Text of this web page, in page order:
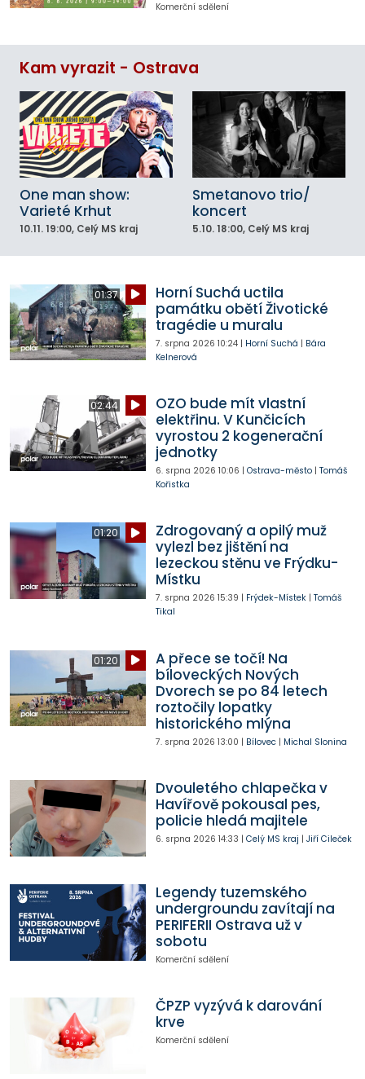
Komerční sdělení
Kam vyrazit - Ostrava
One man show:
Varieté Krhut
10.11. 19:00, Celý MS kraj
Smetanovo trio/
koncert
5.10. 18:00, Celý MS kraj
01:37
Horní Suchá uctila
památku obětí Životické
tragédie u muralu
7. srpna 2026 10:24| Horní Suchá | Bára
Kelnerová
02:44
OZO bude mít vlastní
elektřinu. V Kunčicích
vyrostou 2 kogenerační
jednotky
6. srpna 2026 10:06 | Ostrava-město| Tomáš
Kořistka
01:20
Zdrogovaný a opilý muž
vylezl bez jištění na
lezeckou stěnu ve Frýdku-
Místku
7. srpna 2026 15:39 | Frýdek-Místek| Tomáš
Tikal
01:20
A přece se točí! Na
bíloveckých Nových
Dvorech se po 84 letech
roztočily lopatky
historického mlýna
7. srpna 2026 13:00 | Bílovec| Michal Slonina
Dvouletého chlapečka v
Havířově pokousal pes,
policie hledá majitele
6. srpna 2026 14:33 | Celý MS kraj | Jiří Cileček
Legendy tuzemského
undergroundu zavítají na
PERIFERII Ostrava už v
sobotu
Komerční sdělení
ČPZP vyzývá k darování
krve
Komerční sdělení